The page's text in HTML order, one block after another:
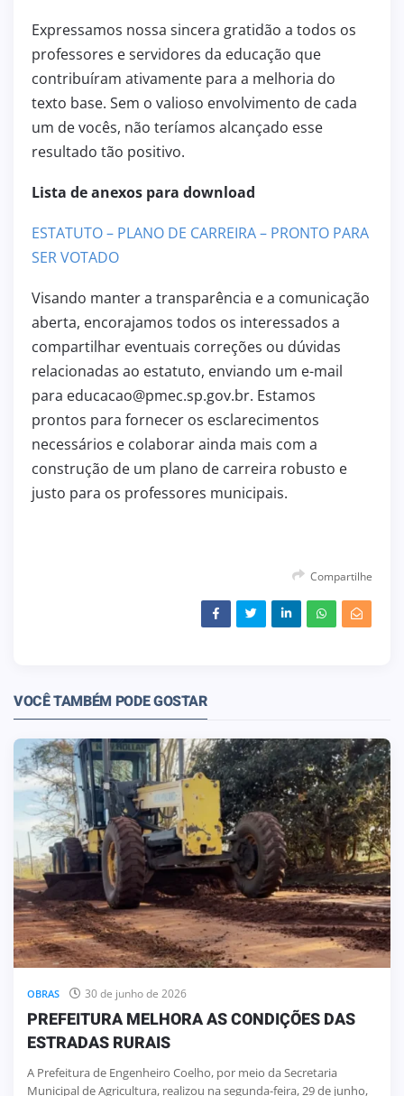
Expressamos nossa sincera gratidão a todos os
professores e servidores da educação que
contribuíram ativamente para a melhoria do
texto base. Sem o valioso envolvimento de cada
um de vocês, não teríamos alcançado esse
resultado tão positivo.
Lista de anexos para download
ESTATUTO – PLANO DE CARREIRA – PRONTO PARA
SER VOTADO
Visando manter a transparência e a comunicação
aberta, encorajamos todos os interessados a
compartilhar eventuais correções ou dúvidas
relacionadas ao estatuto, enviando um e-mail
para educacao@pmec.sp.gov.br. Estamos
prontos para fornecer os esclarecimentos
necessários e colaborar ainda mais com a
construção de um plano de carreira robusto e
justo para os professores municipais.
Compartilhe
VOCÊ TAMBÉM PODE GOSTAR
OBRAS 30 de junho de 2026
PREFEITURA MELHORA AS CONDIÇÕES DAS
ESTRADAS RURAIS
A Prefeitura de Engenheiro Coelho, por meio da Secretaria
Municipal de Agricultura, realizou na segunda-feira, 29 de junho,